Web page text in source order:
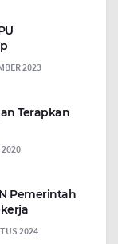
2023
Terapkan
2020
Pemerintah
2024